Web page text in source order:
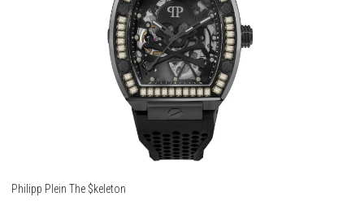
Philipp Plein The $keleton